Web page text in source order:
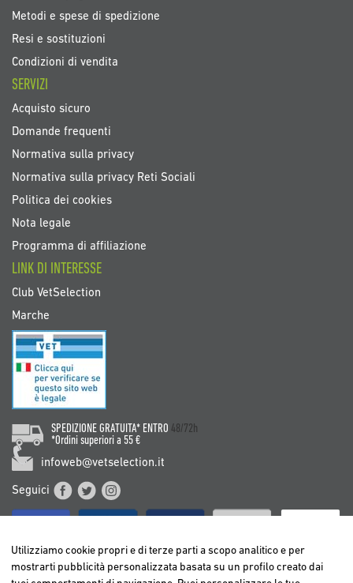
Metodi e spese di spedizione
Resi e sostituzioni
Condizioni di vendita
SERVIZI
Acquisto sicuro
Domande frequenti
Normativa sulla privacy
Normativa sulla privacy Reti Sociali
Politica dei cookies
Nota legale
Programma di affiliazione
LINK DI INTERESSE
Club VetSelection
Marche
SPEDIZIONE GRATUITA* ENTRO 48/72h
*Ordini superiori a 55 €
infoweb@vetselection.it
Seguici
Utilizziamo cookie propri e di terze parti a scopo analitico e per
mostrarti pubblicità personalizzata basata su un profilo creato dai